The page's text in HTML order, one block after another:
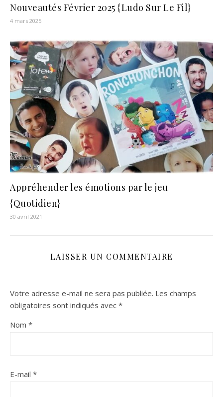
Nouveautés Février 2025 {Ludo Sur Le Fil}
4 mars 2025
Appréhender les émotions par le jeu
{Quotidien}
30 avril 2021
LAISSER UN COMMENTAIRE
Votre adresse e-mail ne sera pas publiée. Les champs
obligatoires sont indiqués avec *
Nom *
E-mail *